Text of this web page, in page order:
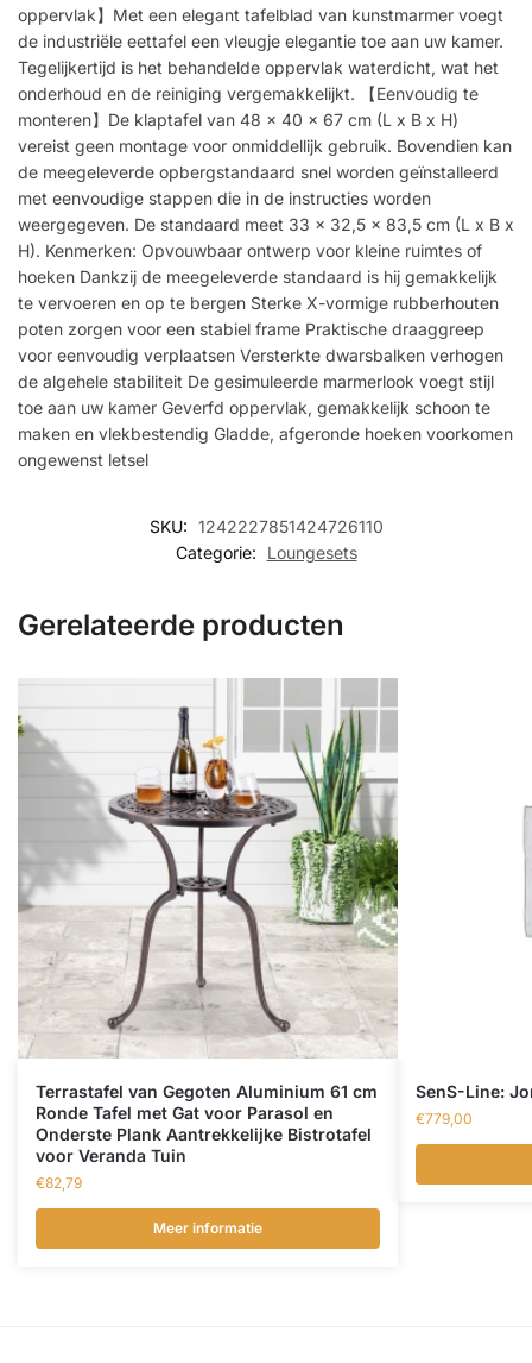
oppervlak】Met een elegant tafelblad van kunstmarmer voegt
de industriële eettafel een vleugje elegantie toe aan uw kamer.
Tegelijkertijd is het behandelde oppervlak waterdicht, wat het
onderhoud en de reiniging vergemakkelijkt. 【Eenvoudig te
monteren】De klaptafel van 48 x 40 x 67 cm (L x B x H)
vereist geen montage voor onmiddellijk gebruik. Bovendien kan
de meegeleverde opbergstandaard snel worden geïnstalleerd
met eenvoudige stappen die in de instructies worden
weergegeven. De standaard meet 33 x 32,5 x 83,5 cm (L x B x
H). Kenmerken: Opvouwbaar ontwerp voor kleine ruimtes of
hoeken Dankzij de meegeleverde standaard is hij gemakkelijk
te vervoeren en op te bergen Sterke X-vormige rubberhouten
poten zorgen voor een stabiel frame Praktische draaggreep
voor eenvoudig verplaatsen Versterkte dwarsbalken verhogen
de algehele stabiliteit De gesimuleerde marmerlook voegt stijl
toe aan uw kamer Geverfd oppervlak, gemakkelijk schoon te
maken en vlekbestendig Gladde, afgeronde hoeken voorkomen
ongewenst letsel
SKU: 1242227851424726110
Categorie:
Loungesets
Gerelateerde producten
Terrastafel van Gegoten Aluminium 61 cm
Ronde Tafel met Gat voor Parasol en
Onderste Plank Aantrekkelijke Bistrotafel
voor Veranda Tuin
€82,79
Meer informatie
SenS-Line:
€779,00